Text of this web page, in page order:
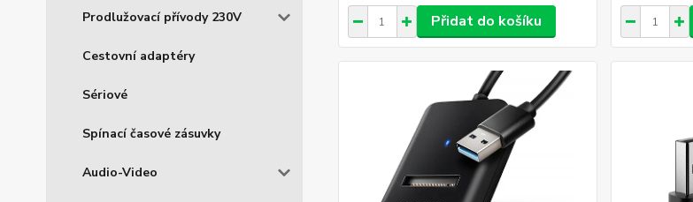
Prodlužovací přívody 230V
Cestovní adaptéry
Sériové
Spínací časové zásuvky
Audio-Video
Přidat do košíku